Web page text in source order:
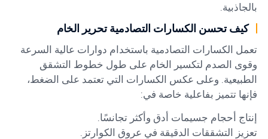
بالجاذبية.
كيف تحسن الكسارات التصادمية تحرير الخام
تعمل الكسارات التصادمية باستخدام دوارات عالية السرعة
وقوى الصدم لتكسير الخام على طول خطوط التشقق
الطبيعية. وعلى عكس الكسارات التي تعتمد على الضغط،
فإنها تتميز بفاعلية خاصة في:
إنتاج أحجام جسيمات أدق وأكثر تجانسًا.
تعزيز التشققات الدقيقة في عروق الكوارتز.